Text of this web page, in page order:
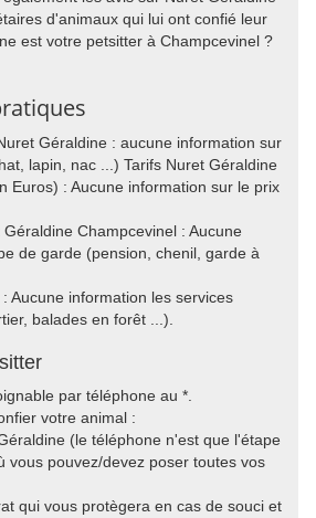
d'animaux qui lui ont confié leur
est votre petsitter à Champcevinel ?
Géraldine : aucune information sur
lapin, nac ...) Tarifs Nuret Géraldine
Euros) : Aucune information sur le prix
Champcevinel : Aucune
de garde (pension, chenil, garde à
Aucune information les services
balades en forêt ...).
par téléphone au *.
votre animal :
(le téléphone n'est que l'étape
vous pouvez/devez poser toutes vos
qui vous protègera en cas de souci et